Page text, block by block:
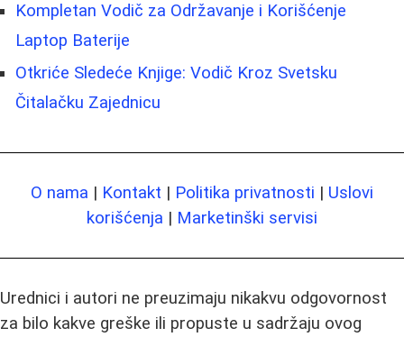
Kompletan Vodič za Održavanje i Korišćenje
Laptop Baterije
Otkriće Sledeće Knjige: Vodič Kroz Svetsku
Čitalačku Zajednicu
O nama | Kontakt | Politika privatnosti | Uslovi
korišćenja | Marketinški servisi
Urednici i autori ne preuzimaju nikakvu odgovornost
za bilo kakve greške ili propuste u sadržaju ovog